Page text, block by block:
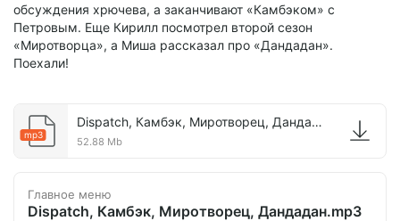
обсуждения хрючева, а заканчивают «Камбэком» с
Петровым. Еще Кирилл посмотрел второй сезон
«Миротворца», а Миша рассказал про «Дандадан».
Поехали!
mp3
Dispatch, Камбэк, Миротворец, Дандадан.mp3
52.88 Mb
Главное меню
Dispatch, Камбэк, Миротворец, Дандадан.mp3